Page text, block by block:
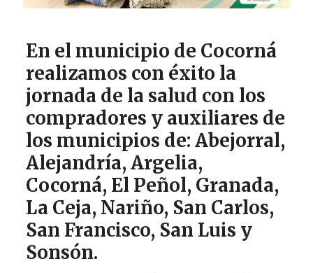
En el municipio de Cocorná
realizamos con éxito la
jornada de la salud con los
compradores y auxiliares de
los municipios de: Abejorral,
Alejandría, Argelia,
Cocorná, El Peñol, Granada,
La Ceja, Nariño, San Carlos,
San Francisco, San Luis y
Sonsón.